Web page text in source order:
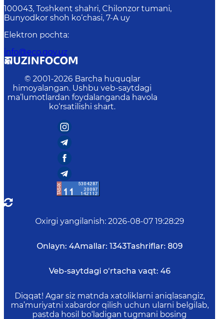
100043, Toshkent shahri, Chilonzor tumani,
Bunyodkor shoh ko‘chasi, 7-A uy
Elektron pochta:
info@eco.gov.uz
© 2001-2026 Barcha huquqlar
himoyalangan. Ushbu veb-saytdagi
ma’lumotlardan foydalanganda havola
ko‘rsatilishi shart.
Oxirgi yangilanish: 2026-08-07 19:28:29
Onlayn: 4Amallar: 1343Tashriflar: 809
Veb-saytdagi o‘rtacha vaqt: 46
Diqqat! Agar siz matnda xatoliklarni aniqlasangiz,
ma’muriyatni xabardor qilish uchun ularni belgilab,
pastda hosil bo‘ladigan tugmani bosing